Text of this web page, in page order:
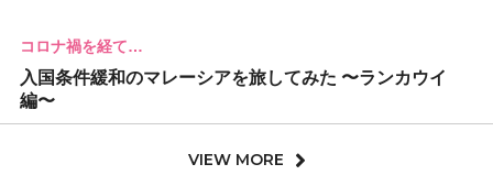
コロナ禍を経て…
入国条件緩和のマレーシアを旅してみた 〜ランカウイ
編〜
VIEW MORE